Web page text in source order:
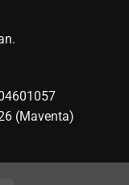
(Maventa)